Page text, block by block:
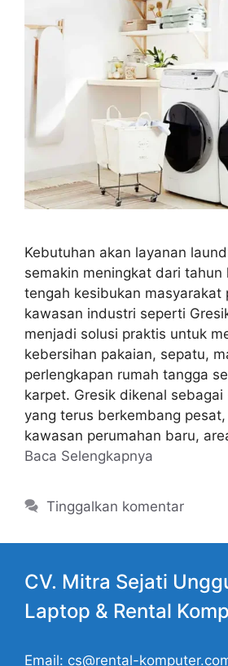
Kebutuhan akan layanan
semakin meningkat dari tahun
tengah kesibukan masyarakat
kawasan industri seperti
menjadi solusi praktis untuk
kebersihan pakaian, sepatu,
perlengkapan rumah tangga
karpet. Gresik dikenal
yang terus berkembang
kawasan perumahan baru,
Baca Selengkapnya
Tinggalkan komentar
CV. Mitra Sejati
Laptop & Rental
Email: cs@rental-